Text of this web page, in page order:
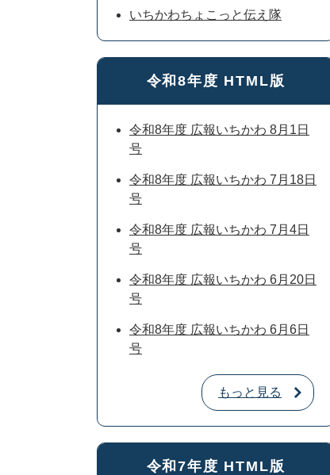
いちかわちょこっと伝え隊
令和8年度 HTML版
令和8年度 広報いちかわ 8月1日
号
令和8年度 広報いちかわ 7月18日
号
令和8年度 広報いちかわ 7月4日
号
令和8年度 広報いちかわ 6月20日
号
令和8年度 広報いちかわ 6月6日
号
もっと見る
令和7年度 HTML版